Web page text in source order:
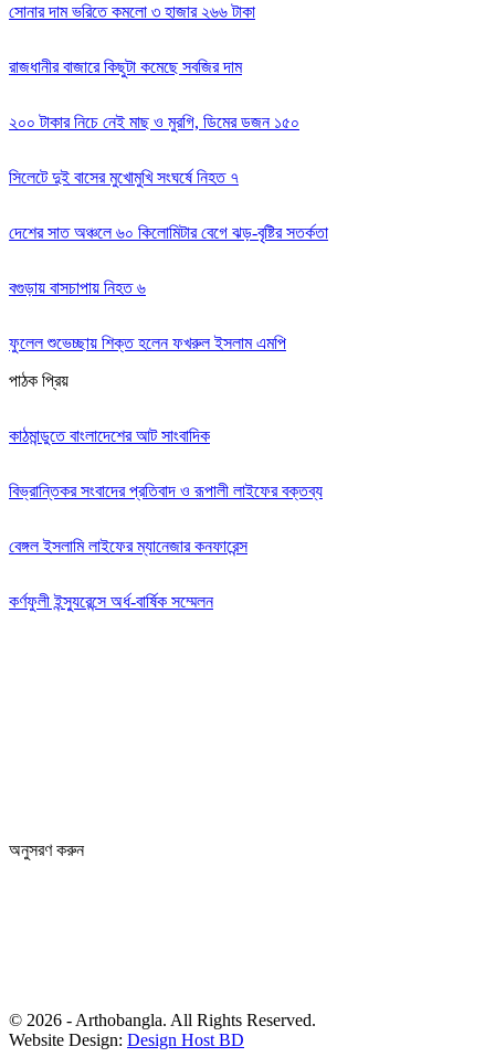
সোনার দাম ভরিতে কমলো ৩ হাজার ২৬৬ টাকা
রাজধানীর বাজারে কিছুটা কমেছে সবজির দাম
২০০ টাকার নিচে নেই মাছ ও মুরগি, ডিমের ডজন ১৫০
সিলেটে দুই বাসের মুখোমুখি সংঘর্ষে নিহত ৭
দেশের সাত অঞ্চলে ৬০ কিলোমিটার বেগে ঝড়-বৃষ্টির সতর্কতা
বগুড়ায় বাসচাপায় নিহত ৬
ফুলেল শুভেচ্ছায় শিক্ত হলেন ফখরুল ইসলাম এমপি
পাঠক প্রিয়
কাঠমান্ডুতে বাংলাদেশের আট সাংবাদিক
বিভ্রান্তিকর সংবাদের প্রতিবাদ ও রূপালী লাইফের বক্তব্য
বেঙ্গল ইসলামি লাইফের ম্যানেজার কনফারেন্স
কর্ণফুলী ইন্স্যুরেন্সে অর্ধ-বার্ষিক সম্মেলন
অনুসরণ করুন
© 2026 - Arthobangla. All Rights Reserved.
Website Design: Design Host BD